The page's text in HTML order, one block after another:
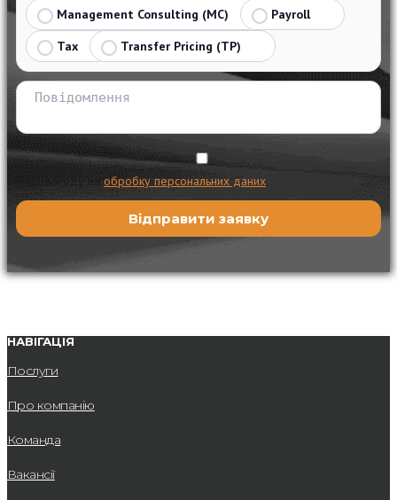
Management Consulting (MC)
Payroll
Tax
Transfer Pricing (TP)
Я даю згоду наобробку персональних даних
НАВІГАЦІЯ
Послуги
Про компанію
Команда
Вакансії